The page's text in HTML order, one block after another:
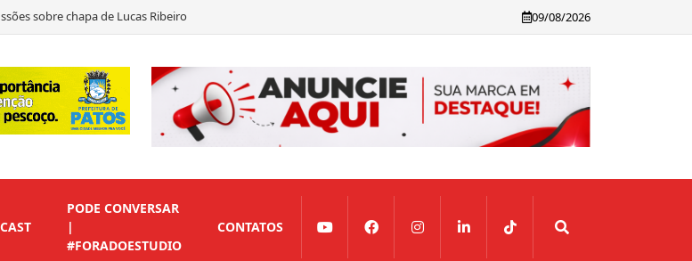
sobre chapa de Lucas Ribeiro
Wanderley e aponta “risco danado” na chapa para o Senado
e discurso de mudança na Paraíba
09/08/2026
PODE CONVERSAR
|
#FORADOESTUDIO
CONTATOS